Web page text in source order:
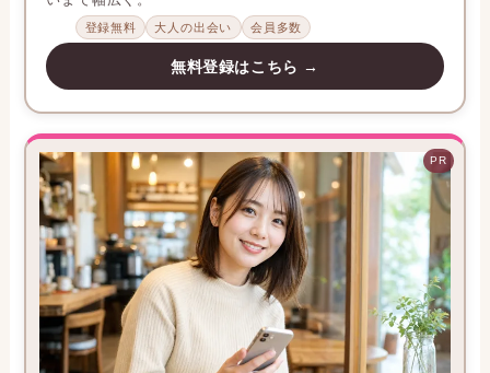
登録無料 大人の出会い 会員多数
無料登録はこちら →
PR